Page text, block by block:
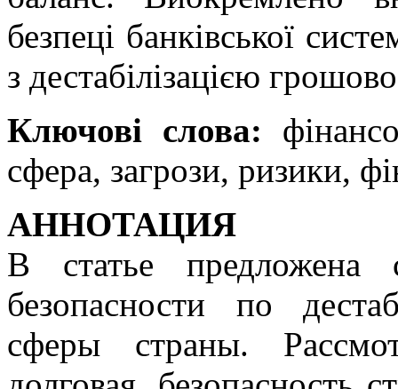
безпеці банківської
з дестабілізацією
Ключові слова:
сфера, загрози, ризики,
АННОТАЦИЯ
В статье предложена
безопасности по
сферы страны.